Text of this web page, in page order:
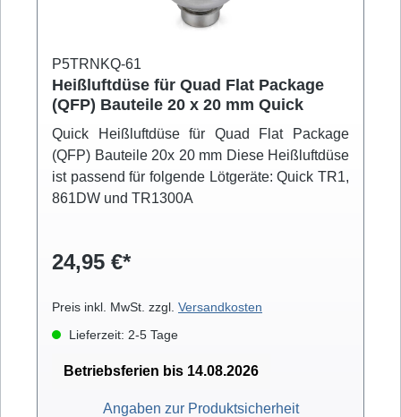
P5TRNKQ-61
Heißluftdüse für Quad Flat Package
(QFP) Bauteile 20 x 20 mm Quick
Quick Heißluftdüse für Quad Flat Package
(QFP) Bauteile 20x 20 mm Diese Heißluftdüse
ist passend für folgende Lötgeräte: Quick TR1,
861DW und TR1300A
24,95 €*
Preis inkl. MwSt. zzgl. Versandkosten
Lieferzeit: 2-5 Tage
Betriebsferien bis 14.08.2026
Angaben zur Produktsicherheit